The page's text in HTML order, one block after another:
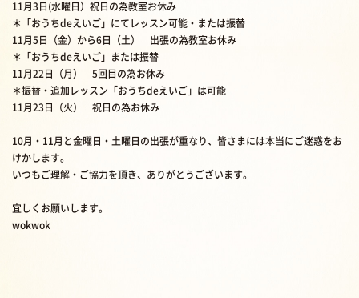
11月3日(水曜日）祝日の為教室お休み
＊「おうちdeえいご」にてレッスン可能・または振替
11月5日（金）から6日（土） 出張の為教室お休み
＊「おうちdeえいご」または振替
11月22日（月） 5回目の為お休み
＊振替・追加レッスン「おうちdeえいご」は可能
11月23日（火） 祝日の為お休み
10月・11月と金曜日・土曜日の出張が重なり、皆さまには本当にご迷惑をお
けかします。
いつもご理解・ご協力を頂き、ありがとうございます。
宜しくお願いします。
wokwok